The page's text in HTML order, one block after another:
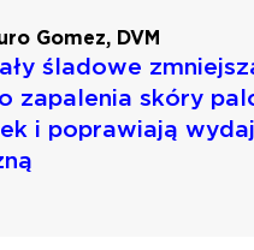
Gomez, DVM
śladowe
zapalenia skóry
i poprawiają